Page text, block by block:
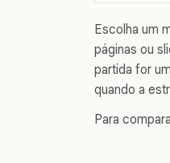
Escolha um
páginas ou
partida for
quando a
Para